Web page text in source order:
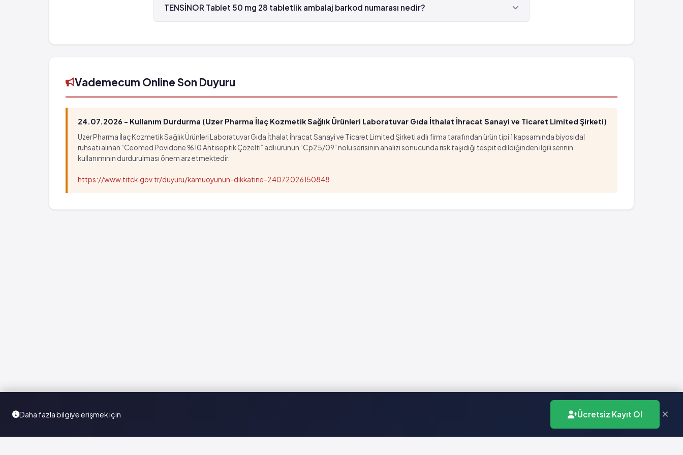
TENSİNOR Tablet 50 mg 28 tabletlik ambalaj barkod numarası nedir?
Vademecum Online Son Duyuru
24.07.2026 - Kullanım Durdurma (Uzer Pharma İlaç Kozmetik Sağlık Ürünleri Laboratuvar Gıda İthalat İhracat Sanayi ve Ticaret Limited Şirketi)
Uzer Pharma İlaç Kozmetik Sağlık Ürünleri Laboratuvar Gıda İthalat İhracat Sanayi ve Ticaret Limited Şirketi adlı firma tarafından ürün tipi 1 kapsamında biyosidal
ruhsatı alınan “Ceomed Povidone %10 Antiseptik Çözelti” adlı ürünün “Cp25/09” nolu serisinin analizi sonucunda risk taşıdığı tespit edildiğinden ilgili serinin
kullanımının durdurulması önem arz etmektedir.
https://www.titck.gov.tr/duyuru/kamuoyunun-dikkatine-24072026150848
Daha fazla bilgiye erişmek için Ücretsiz Kayıt Ol ×